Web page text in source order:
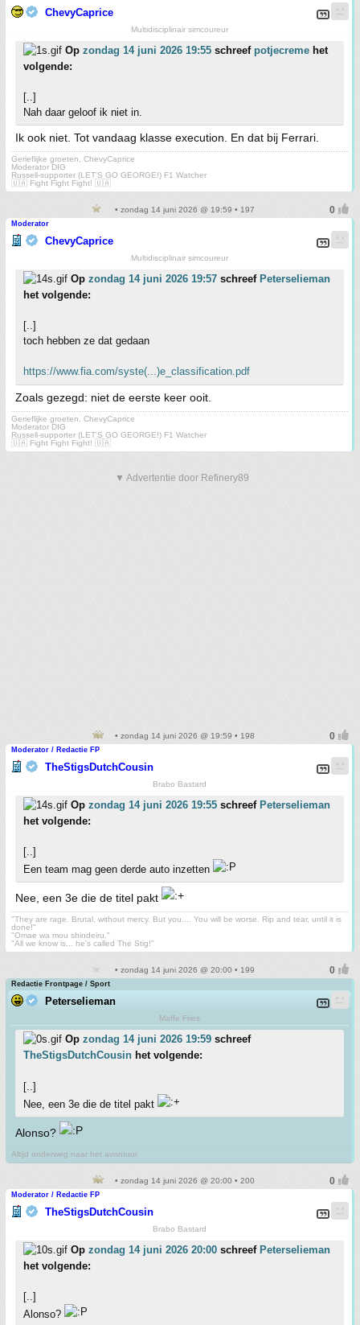
ChevyCaprice
Multidisciplinair simcoureur
Op zondag 14 juni 2026 19:55 schreef potjecreme het
volgende:
[..]
Nah daar geloof ik niet in.
Ik ook niet. Tot vandaag klasse execution. En dat bij Ferrari.
Gerieflijke groeten, ChevyCaprice
Moderator DIG
Russell-supporter (LET'S GO GEORGE!) F1 Watcher
🇺🇦 Fight Fight Fight! 🇺🇦
• zondag 14 juni 2026 @ 19:59 • 197
Moderator
ChevyCaprice
Multidisciplinair simcoureur
Op zondag 14 juni 2026 19:57 schreef Peterselieman
het volgende:
[..]
toch hebben ze dat gedaan
https://www.fia.com/syste(...)e_classification.pdf
Zoals gezegd: niet de eerste keer ooit.
Gerieflijke groeten, ChevyCaprice
Moderator DIG
Russell-supporter (LET'S GO GEORGE!) F1 Watcher
🇺🇦 Fight Fight Fight! 🇺🇦
▼ Advertentie door Refinery89
• zondag 14 juni 2026 @ 19:59 • 198
Moderator / Redactie FP
TheStigsDutchCousin
Brabo Bastard
Op zondag 14 juni 2026 19:55 schreef Peterselieman
het volgende:
[..]
Een team mag geen derde auto inzetten
Nee, een 3e die de titel pakt
"They are rage. Brutal, without mercy. But you.... You will be worse. Rip and tear, until it is
done!"
"Omae wa mou shindeiru."
"All we know is... he's called The Stig!"
• zondag 14 juni 2026 @ 20:00 • 199
Redactie Frontpage / Sport
Peterselieman
Maffe Fries
Op zondag 14 juni 2026 19:59 schreef
TheStigsDutchCousin het volgende:
[..]
Nee, een 3e die de titel pakt
Alonso?
Altijd onderweg naar het avontuur
• zondag 14 juni 2026 @ 20:00 • 200
Moderator / Redactie FP
TheStigsDutchCousin
Brabo Bastard
Op zondag 14 juni 2026 20:00 schreef Peterselieman
het volgende:
[..]
Alonso?